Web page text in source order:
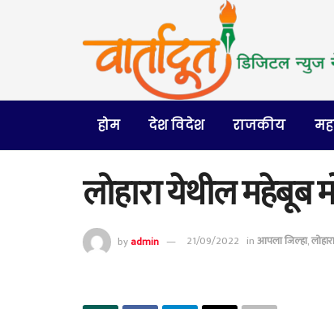
होम देश विदेश राजकीय
लोहारा येथील महेबूब
byadmin 21/09/2022 inआपला जिल्हा,